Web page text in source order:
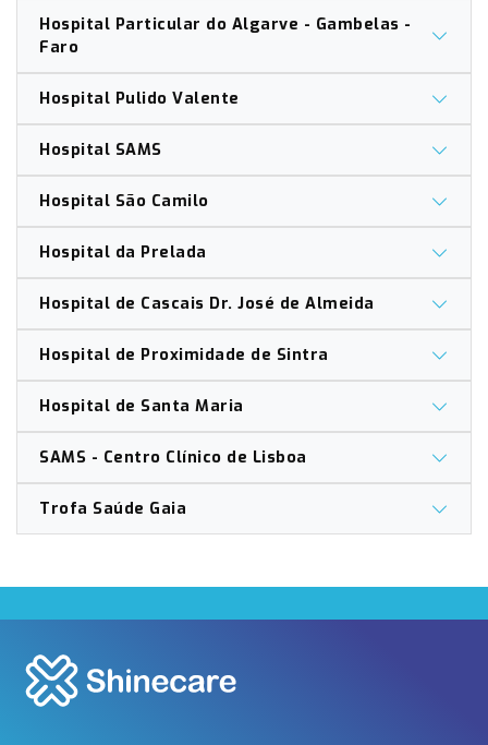
Hospital Particular do Algarve - Gambelas -
Faro
Hospital Pulido Valente
Hospital SAMS
Hospital São Camilo
Hospital da Prelada
Hospital de Cascais Dr. José de Almeida
Hospital de Proximidade de Sintra
Hospital de Santa Maria
SAMS - Centro Clínico de Lisboa
Trofa Saúde Gaia